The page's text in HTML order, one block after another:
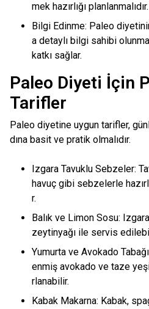
mek hazırlığı planlanmalıdır.
Bilgi Edinme: Paleo
a detaylı bilgi sahibi
katkı sağlar.
Paleo Diyeti İçin
Tarifler
Paleo diyetine uygun tarifler,
dına basit ve pratik olmalıdır.
Izgara Tavuklu Sebzeler:
havuç gibi sebzelerle
r.
Balık ve Limon Sosu:
zeytinyağı ile servis
Yumurta ve Avokado
enmiş avokado ve taze
rlanabilir.
Kabak Makarna: Kabak,